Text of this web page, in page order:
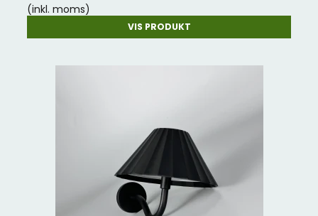
(inkl. moms)
VIS PRODUKT